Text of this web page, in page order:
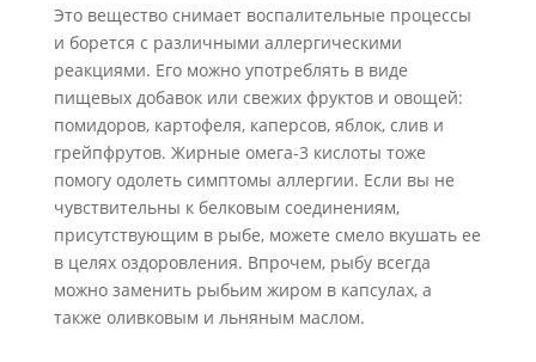
Это вещество снимает воспалительные процессы
и борется с различными аллергическими
реакциями. Его можно употреблять в виде
пищевых добавок или свежих фруктов и овощей:
помидоров, картофеля, каперсов, яблок, слив и
грейпфрутов. Жирные омега-3 кислоты тоже
помогу одолеть симптомы аллергии. Если вы не
чувствительны к белковым соединениям,
присутствующим в рыбе, можете смело вкушать ее
в целях оздоровления. Впрочем, рыбу всегда
можно заменить рыбьим жиром в капсулах, а
также оливковым и льняным маслом.